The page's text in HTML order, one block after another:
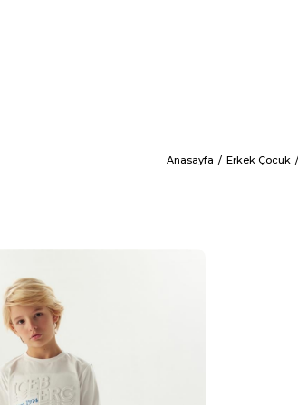
Anasayfa Erkek Çocuk